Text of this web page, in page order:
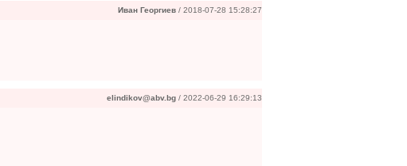
Иван Георгиев / 2018-07-28 15:28:27
elindikov@abv.bg / 2022-06-29 16:29:13